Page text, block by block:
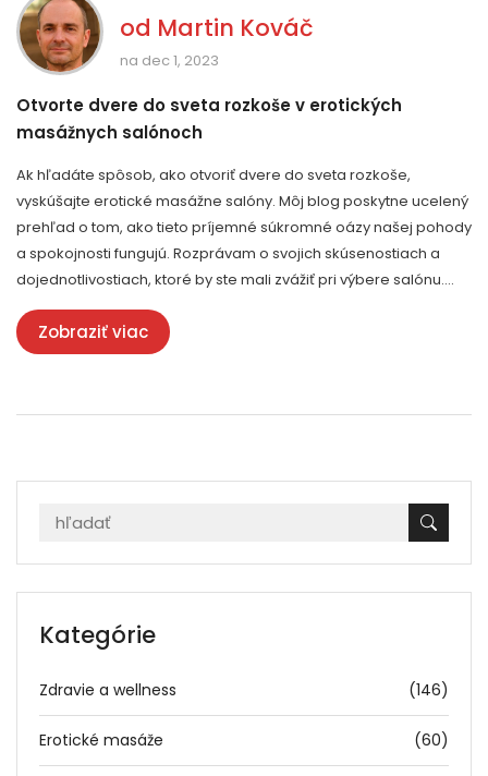
od Martin Kováč
na dec 1, 2023
Otvorte dvere do sveta rozkoše v erotických
masážnych salónoch
Ak hľadáte spôsob, ako otvoriť dvere do sveta rozkoše,
vyskúšajte erotické masážne salóny. Môj blog poskytne ucelený
prehľad o tom, ako tieto príjemné súkromné oázy našej pohody
a spokojnosti fungujú. Rozprávam o svojich skúsenostiach a
dojednotlivostiach, ktoré by ste mali zvážiť pri výbere salónu.
Pridajte sa ku mne, keď prechádzam cestou k zážitku, ktorý
prebudí všetky vaše zmysly.
Zobraziť viac
Kategórie
Zdravie a wellness (146)
Erotické masáže (60)